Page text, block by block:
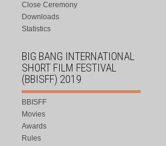
Close Ceremony
Downloads
Statistics
BIG BANG INTERNATIONAL
SHORT FILM FESTIVAL
(BBISFF) 2019
BBISFF
Movies
Awards
Rules